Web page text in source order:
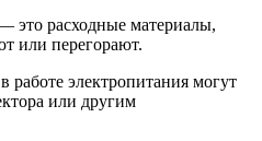
расходные материалы,
или перегорают.
электропитания могут
или другим